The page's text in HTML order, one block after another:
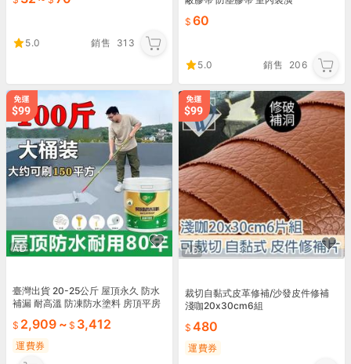
5.0 銷售 313
60
5.0 銷售 206
AD
臺灣出貨 20-25公斤 屋頂永久 防水
補漏 耐高溫 防凍防水塗料 房頂平房
2,909 ~ 3,412
運費券
AD
裁切自黏式皮革修補/沙發皮件修補
淺咖20x30cm6組
480
運費券